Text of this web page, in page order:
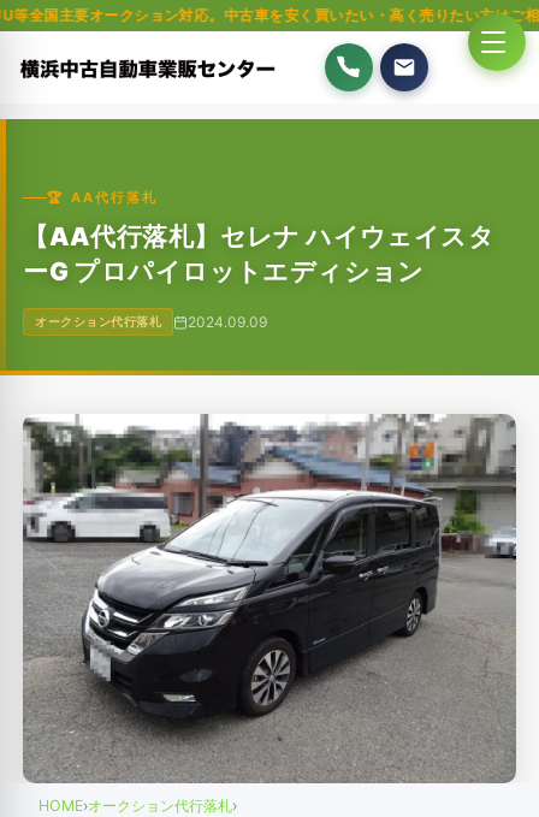
クション対応。中古車を安く買いたい・高く売りたい方はご相談ください
🏆 AA代行落札
【AA代行落札】セレナ ハイウェイスタ
ーG プロパイロットエディション
オークション代行落札 2024.09.09
HOME›オークション代行落札›